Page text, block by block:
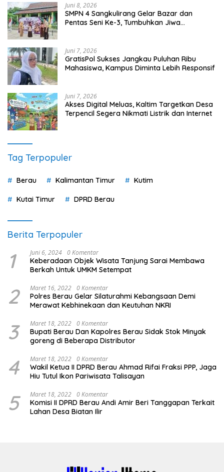
Juni 8, 2026
SMPN 4 Sangkulirang Gelar Bazar dan
Pentas Seni Ke-3, Tumbuhkan Jiwa
Juni 7, 2026
GratisPol Sukses Jangkau Puluhan Ribu
Mahasiswa, Kampus Diminta Lebih Responsif
Juni 7, 2026
Akses Digital Meluas, Kaltim Targetkan Desa
Terpencil Segera Nikmati Listrik dan Internet
Tag Terpopuler
Berau Kalimantan Timur Kutim
Kutai Timur DPRD Berau
Berita Terpopuler
1 Juni 6, 2024 0 Komentar
Keberadaan Objek Wisata Tanjung Sarai Membawa
Berkah Untuk UMKM Setempat
2 Maret 16, 2022 0 Komentar
Polres Berau Gelar Silaturahmi Kebangsaan Demi
Merawat Kebhinekaan dan Keutuhan NKRI
3 Maret 18, 2022 0 Komentar
Bupati Berau Dan Kapolres Berau Sidak Stok Minyak
goreng di Beberapa Distributor
4 Maret 18, 2022 0 Komentar
Wakil Ketua II DPRD Berau Ahmad Rifai Fraksi PPP, Jaga
Hiu Tutul Ikon Pariwisata Talisayan
5 Maret 18, 2022 0 Komentar
Komisi II DPRD Berau Andi Amir Beri Tanggapan Terkait
Lahan Desa Biatan Ilir